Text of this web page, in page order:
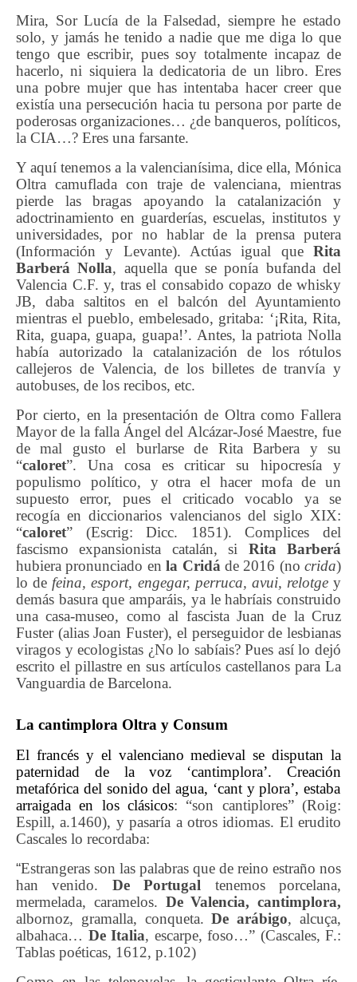
Mira, Sor Lucía de la Falsedad, siempre he estado
solo, y jamás he tenido a nadie que me diga lo que
tengo que escribir, pues soy totalmente incapaz de
hacerlo, ni siquiera la dedicatoria de un libro. Eres
una pobre mujer que has intentaba hacer creer que
existía una persecución hacia tu persona por parte de
poderosas organizaciones… ¿de banqueros, políticos,
la CIA…? Eres una farsante.
Y aquí tenemos a la valencianísima, dice ella, Mónica
Oltra camuflada con traje de valenciana, mientras
pierde las bragas apoyando la catalanización y
adoctrinamiento en guarderías, escuelas, institutos y
universidades, por no hablar de la prensa putera
(Información y Levante). Actúas igual que Rita
Barberá Nolla, aquella que se ponía bufanda del
Valencia C.F. y, tras el consabido copazo de whisky
JB, daba saltitos en el balcón del Ayuntamiento
mientras el pueblo, embelesado, gritaba: ‘¡Rita, Rita,
Rita, guapa, guapa, guapa!’. Antes, la patriota Nolla
había autorizado la catalanización de los rótulos
callejeros de Valencia, de los billetes de tranvía y
autobuses, de los recibos, etc.
Por cierto, en la presentación de Oltra como Fallera
Mayor de la falla Ángel del Alcázar-José Maestre, fue
de mal gusto el burlarse de Rita Barbera y su
“caloret”. Una cosa es criticar su hipocresía y
populismo político, y otra el hacer mofa de un
supuesto error, pues el criticado vocablo ya se
recogía en diccionarios valencianos del siglo XIX:
“caloret” (Escrig: Dicc. 1851). Complices del
fascismo expansionista catalán, si Rita Barberá
hubiera pronunciado enla Cridá de 2016 (no crida)
lo de feina, esport, engegar, perruca, avui, relotge y
demás basura que amparáis, ya le habríais construido
una casa-museo, como al fascista Juan de la Cruz
Fuster (alias Joan Fuster), el perseguidor de lesbianas
viragos y ecologistas ¿No lo sabíais? Pues así lo dejó
escrito el pillastre en sus artículos castellanos para La
Vanguardia de Barcelona.
La cantimplora Oltra y Consum
El francés y el valencianomedievalse disputan la
paternidad de la voz ‘cantimplora’. Creación
metafórica del sonido del agua, ‘cant y plora’, estaba
arraigada en los clásicos: “son cantiplores” (Roig:
Espill, a.1460), y pasaría a otros idiomas. El erudito
Cascales lo recordaba:
“Estrangeras son las palabras que de reino estraño nos
han venido. De Portugal tenemos porcelana,
mermelada, caramelos. De Valencia, cantimplora,
albornoz, gramalla, conqueta.De arábigo, alcuça,
albahaca… De Italia, escarpe, foso…” (Cascales, F.:
Tablas poéticas, 1612, p.102)